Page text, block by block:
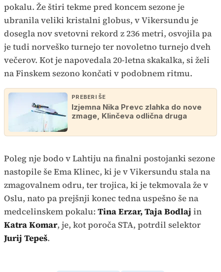
pokalu. Že štiri tekme pred koncem sezone je
ubranila veliki kristalni globus, v Vikersundu je
dosegla nov svetovni rekord z 236 metri, osvojila pa
je tudi norveško turnejo ter novoletno turnejo dveh
večerov. Kot je napovedala 20-letna skakalka, si želi
na Finskem sezono končati v podobnem ritmu.
PREBERI ŠE
Izjemna Nika Prevc zlahka do nove
zmage, Klinčeva odlična druga
Poleg nje bodo v Lahtiju na finalni postojanki sezone
nastopile še Ema Klinec, ki je v Vikersundu stala na
zmagovalnem odru, ter trojica, ki je tekmovala že v
Oslu, nato pa prejšnji konec tedna uspešno še na
medcelinskem pokalu: Tina Erzar, Taja Bodlaj in
Katra Komar, je, kot poroča STA, potrdil selektor
Jurij Tepeš.